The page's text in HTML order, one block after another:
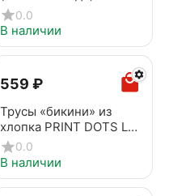
MICRO 1242 Bianco
0.0
В наличии
‍559‍ ₽
Трусы «бикини» из
хлопка PRINT DOTS LB
2545 black-beige
0.0
В наличии